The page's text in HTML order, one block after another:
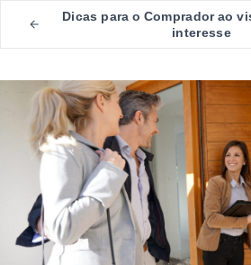
Dicas para o Comprador ao
interesse